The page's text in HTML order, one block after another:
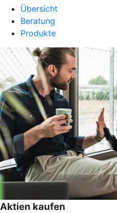
Übersicht
Beratung
Produkte
Aktien kaufen